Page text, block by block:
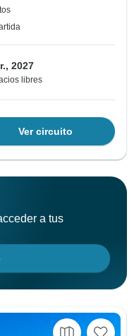
2027
libres
Ver circuito
a tus